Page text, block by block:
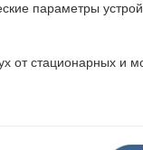
параметры
от стационарных и